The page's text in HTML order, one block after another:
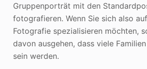
Gruppenporträt mit den
fotografieren. Wenn Sie sich also
Fotografie spezialisieren möchten,
davon ausgehen, dass viele
sein werden.